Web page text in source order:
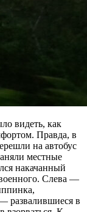
видеть, как
Правда, в
на автобус
местные
накачанный
Слева —
развалившиеся в